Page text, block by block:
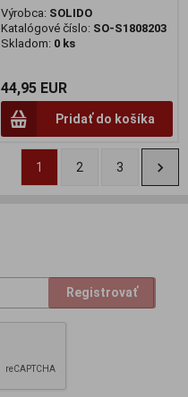
Výrobca: SOLIDO
Katalógové číslo: SO-S1808203
Skladom: 0 ks
44,95 EUR
Pridať do košíka
1 2 3
Registrovať